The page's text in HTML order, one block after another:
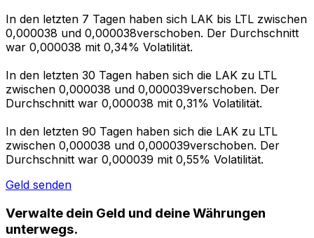
In den letzten 7 Tagen haben sich LAK bis LTL zwischen
0,000038 und 0,000038verschoben. Der Durchschnitt
war 0,000038 mit 0,34% Volatilität.
In den letzten 30 Tagen haben sich die LAK zu LTL
zwischen 0,000038 und 0,000039verschoben. Der
Durchschnitt war 0,000038 mit 0,31% Volatilität.
In den letzten 90 Tagen haben sich die LAK zu LTL
zwischen 0,000038 und 0,000039verschoben. Der
Durchschnitt war 0,000039 mit 0,55% Volatilität.
Geld senden
Verwalte dein Geld und deine Währungen
unterwegs.